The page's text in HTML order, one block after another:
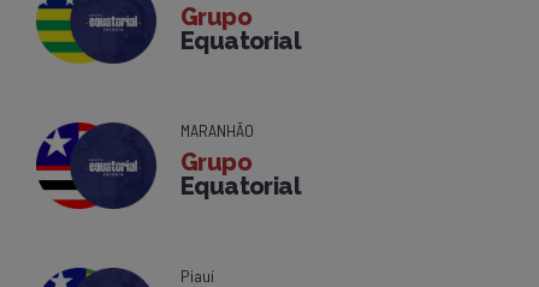
Grupo
Equatorial
MARANHÃO
Grupo
Equatorial
Piauí